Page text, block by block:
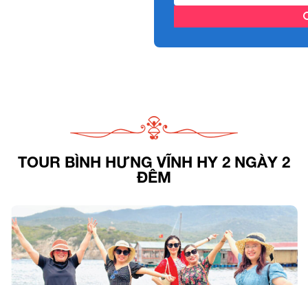
TOUR BÌNH HƯNG VĨNH HY 2 NGÀY 2
ĐÊM